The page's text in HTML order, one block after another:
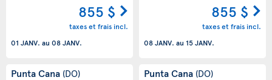
855 $
taxes et frais incl.
01 JANV. au 08 JANV.
855 $
taxes et frais incl.
08 JANV. au 15 JANV.
Punta Cana (DO) Punta Cana (DO)